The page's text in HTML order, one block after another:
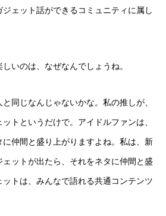
ェット話ができるコミュニティに属し
いのは、なぜなんでしょうね。
同じなんじゃないかな。私の推しが、
トというだけで。アイドルファンは、
仲間と盛り上がりますよね。私は、新
ェットが出たら、それをネタに仲間と盛
ットは、みんなで語れる共通コンテンツ